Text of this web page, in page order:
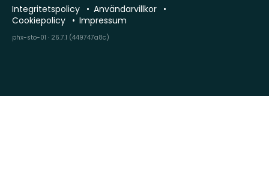
Integritetspolicy
Användarvillkor
Cookiepolicy
Impressum
phx-sto-01 · 26.7.1 (449747a8c)